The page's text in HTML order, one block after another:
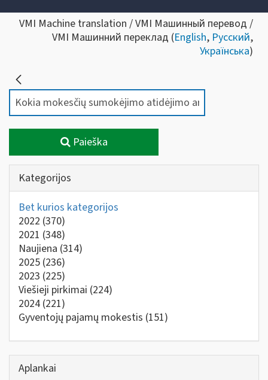
VMI Machine translation / VMI Машинный перевод /
VMI Машинний переклад (English, Русский,
Українська)
Paieška
Kategorijos
Bet kurios kategorijos
2022 (370)
2021 (348)
Naujiena (314)
2025 (236)
2023 (225)
Viešieji pirkimai (224)
2024 (221)
Gyventojų pajamų mokestis (151)
Aplankai